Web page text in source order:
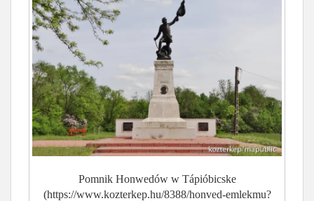
Pomnik Honwedów w Tápióbicske
(https://www.kozterkep.hu/8388/honved-emlekmu?